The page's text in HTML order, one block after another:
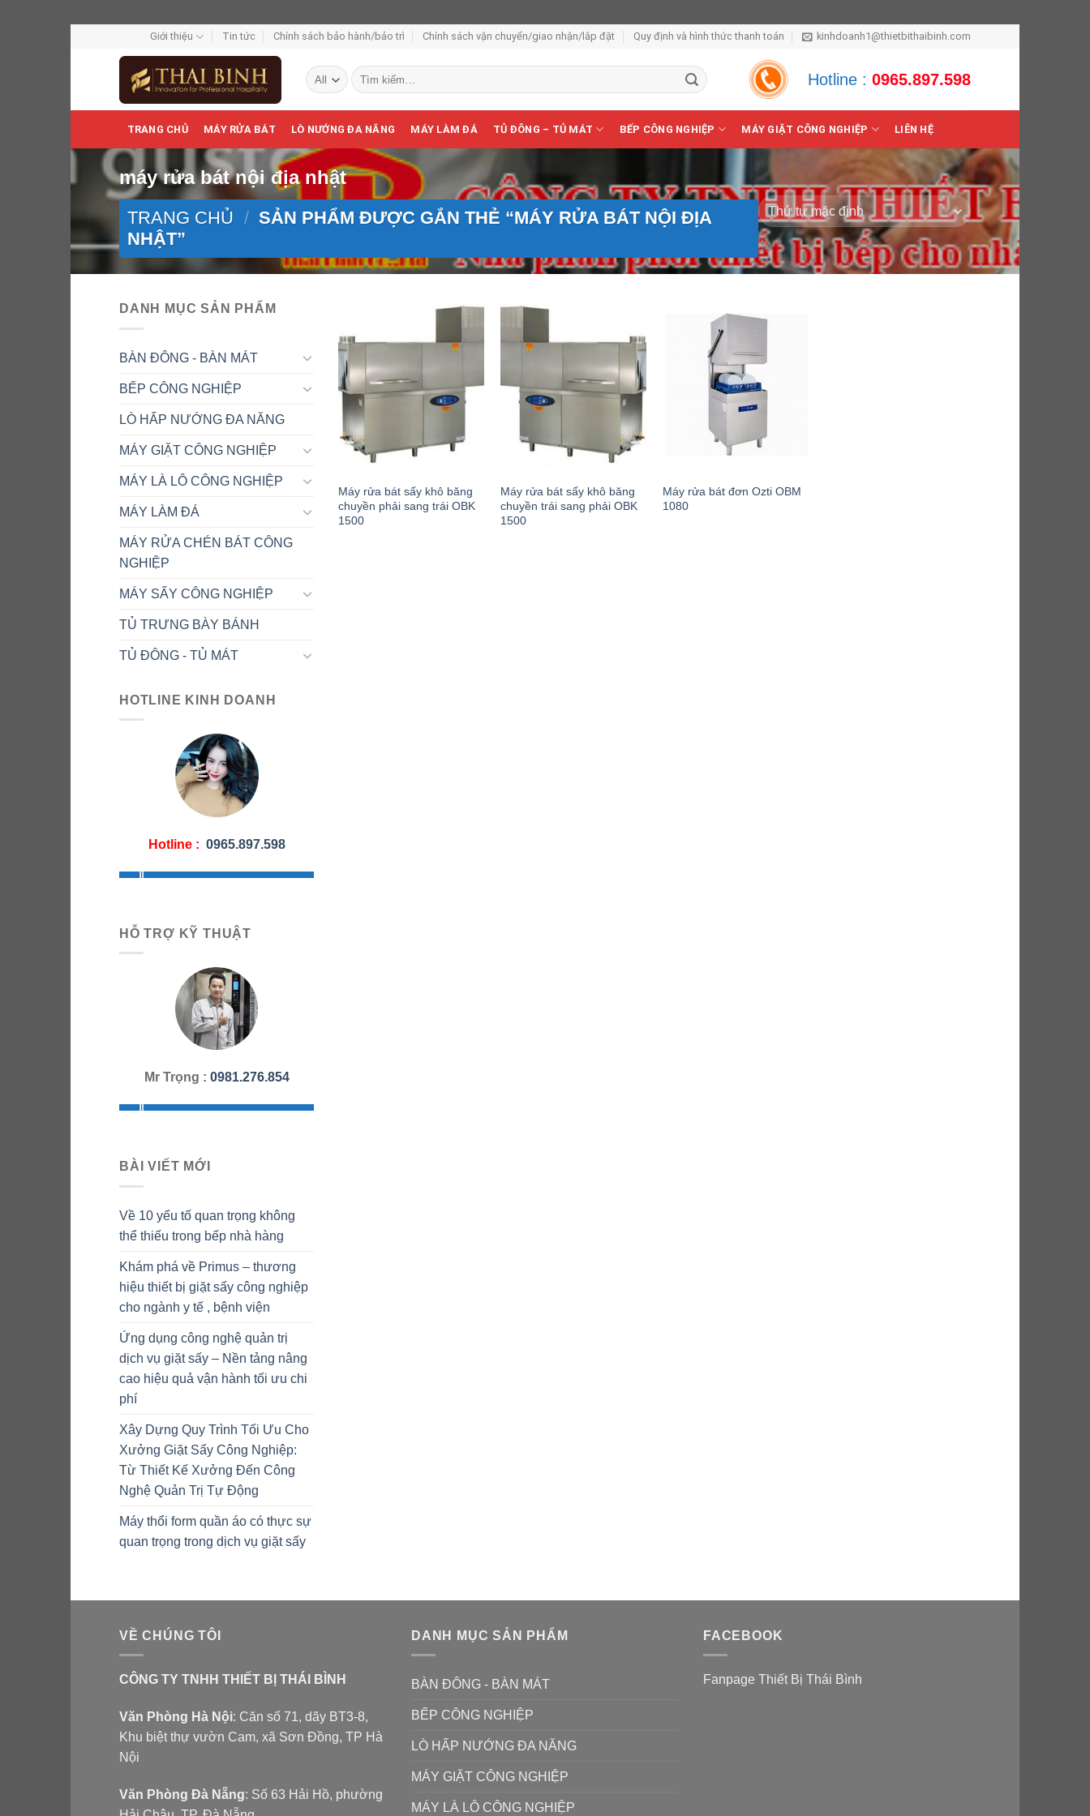
Giới thiệu Tin tức Chính sách bảo hành/bảo trì Chính sách vận chuyển/giao nhận/lắp đặt Quy định và hình thức thanh toán kinhdoanh1@thietbithaibinh.com
Tìm
kiếm:
Hotline : 0965.897.598
TRANG CHỦ MÁY RỬA BÁT LÒ NƯỚNG ĐA NĂNG MÁY LÀM ĐÁ TỦ ĐÔNG – TỦ MÁT BẾP CÔNG NGHIỆP MÁY GIẶT CÔNG NGHIỆP LIÊN HỆ
máy rửa bát nội địa nhật
TRANG CHỦ / SẢN PHẨM ĐƯỢC GẮN THẺ “MÁY RỬA BÁT NỘI ĐỊA
NHẬT”
DANH MỤC SẢN PHẨM
BÀN ĐÔNG - BÀN MÁT
BẾP CÔNG NGHIỆP
LÒ HẤP NƯỚNG ĐA NĂNG
MÁY GIẶT CÔNG NGHIỆP
MÁY LÀ LÔ CÔNG NGHIỆP
MÁY LÀM ĐÁ
MÁY RỬA CHÉN BÁT CÔNG
NGHIỆP
MÁY SẤY CÔNG NGHIỆP
TỦ TRƯNG BÀY BÁNH
TỦ ĐÔNG - TỦ MÁT
HOTLINE KINH DOANH
Hotline : 0965.897.598
HỖ TRỢ KỸ THUẬT
Mr Trọng : 0981.276.854
BÀI VIẾT MỚI
Về 10 yếu tố quan trọng không
thể thiếu trong bếp nhà hàng
Khám phá về Primus – thương
hiệu thiết bị giặt sấy công nghiệp
cho ngành y tế , bệnh viện
Ứng dụng công nghệ quản trị
dịch vụ giặt sấy – Nền tảng nâng
cao hiệu quả vận hành tối ưu chi
phí
Xây Dựng Quy Trình Tối Ưu Cho
Xưởng Giặt Sấy Công Nghiệp:
Từ Thiết Kế Xưởng Đến Công
Nghệ Quản Trị Tự Động
Máy thổi form quần áo có thực sự
quan trọng trong dịch vụ giặt sấy
Máy rửa bát sấy khô băng
chuyền phải sang trái OBK
1500
Máy rửa bát sấy khô băng
chuyền trái sang phải OBK
1500
Máy rửa bát đơn Ozti OBM
1080
VỀ CHÚNG TÔI
CÔNG TY TNHH THIẾT BỊ THÁI BÌNH
Văn Phòng Hà Nội: Căn số 71, dãy BT3-8,
Khu biệt thự vườn Cam, xã Sơn Đồng, TP Hà
Nội
Văn Phòng Đà Nẵng: Số 63 Hải Hồ, phường
DANH MỤC SẢN PHẨM
BÀN ĐÔNG - BÀN MÁT
BẾP CÔNG NGHIỆP
LÒ HẤP NƯỚNG ĐA NĂNG
MÁY GIẶT CÔNG NGHIỆP
MÁY LÀ LÔ CÔNG NGHIỆP
FACEBOOK
Fanpage Thiết Bị Thái Bình